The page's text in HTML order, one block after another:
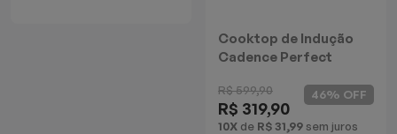
Cooktop de Indução
Cadence Perfect
R$ 599,90
R$ 319,90
10X de R$ 31,99 sem juros
46% OFF